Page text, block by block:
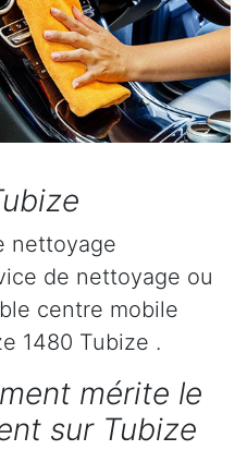
nettoyage
de nettoyage ou
centre mobile
1480 Tubize .
mérite le
sur Tubize